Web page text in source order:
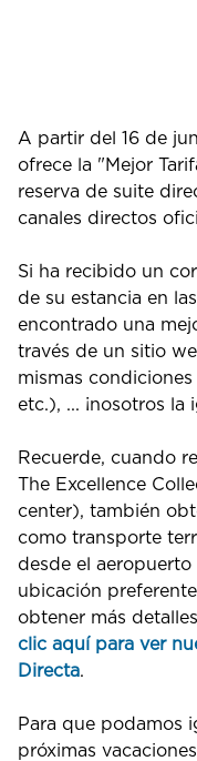
A partir del 16 de
ofrece la "Mejor
reserva de suite
canales directos
Si ha recibido un
de su estancia en
encontrado una
través de un sitio
mismas
etc.), ... ¡nosotros la
Recuerde, cuando
The Excellence
center), también
como transporte
desde el
ubicación
obtener más
clic aquí para ver
Directa.
Para que podamos
próximas